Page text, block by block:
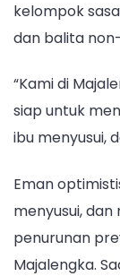
kelompok
dan balita
“Kami di
siap untuk
ibu menyusui,
Eman
menyusui,
penurunan
Majalengka.